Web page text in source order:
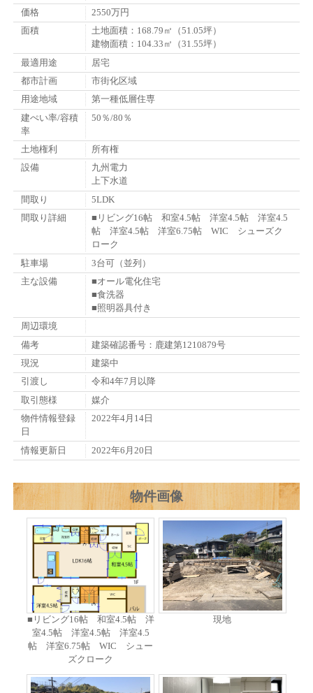
価格
2550万円
面積
土地面積：168.79㎡（51.05坪）
建物面積：104.33㎡（31.55坪）
最適用途
居宅
都市計画
市街化区域
用途地域
第一種低層住専
建ぺい率/容積
率
50％/80％
土地権利
所有権
設備
九州電力
上下水道
間取り
5LDK
間取り詳細
■リビング16帖 和室4.5帖 洋室4.5帖 洋室4.5
帖 洋室4.5帖 洋室6.75帖 WIC シューズク
ローク
駐車場
3台可（並列）
主な設備
■オール電化住宅
■食洗器
■照明器具付き
周辺環境
備考
建築確認番号：鹿建第1210879号
現況
建築中
引渡し
令和4年7月以降
取引態様
媒介
物件情報登録
日
2022年4月14日
情報更新日 2022年6月20日
物件画像
■リビング16帖 和室4.5帖 洋
室4.5帖 洋室4.5帖 洋室4.5
帖 洋室6.75帖 WIC シュー
ズクローク
現地